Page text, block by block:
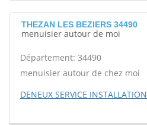
THEZAN LES BEZIERS 34490
menuisier autour de moi
Département: 34490
menuisier autour de chez moi
DENEUX SERVICE INSTALLATION